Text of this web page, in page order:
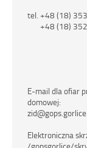
tel. +48 (18)
+48 (18)
E-mail dla ofiar
domowej:
Elektroniczna